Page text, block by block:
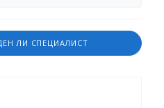
ЛИ СПЕЦИАЛИСТ